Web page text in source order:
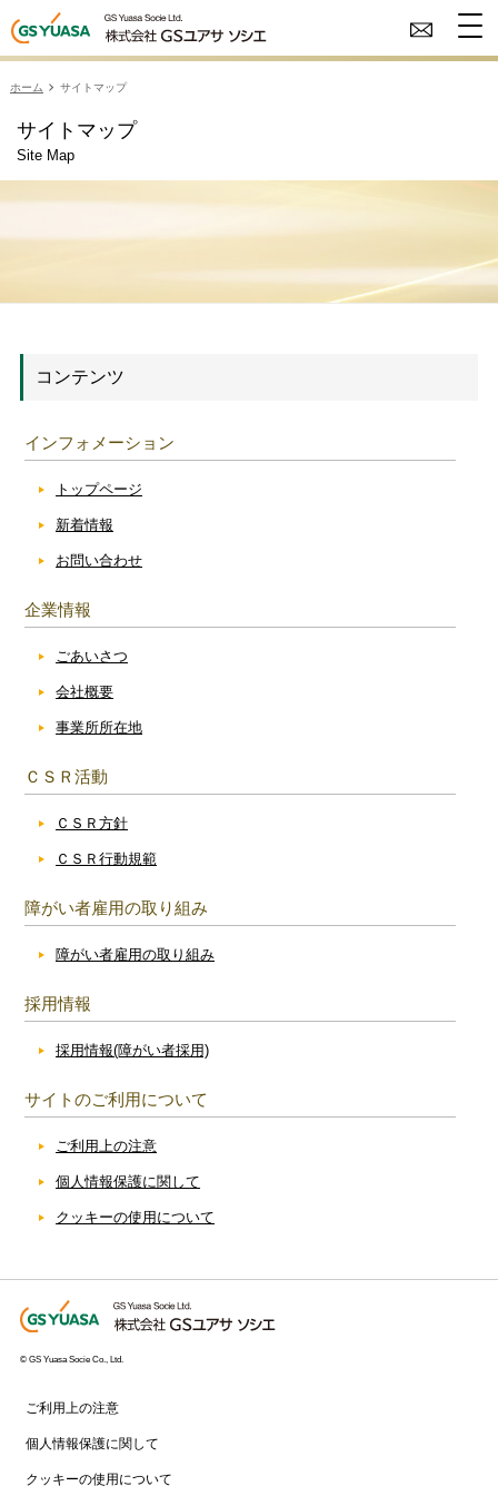
ホーム サイトマップ
サイトマップ
Site Map
コンテンツ
インフォメーション
トップページ
新着情報
お問い合わせ
企業情報
ごあいさつ
会社概要
事業所所在地
ＣＳＲ活動
ＣＳＲ方針
ＣＳＲ行動規範
障がい者雇用の取り組み
障がい者雇用の取り組み
採用情報
採用情報(障がい者採用)
サイトのご利用について
ご利用上の注意
個人情報保護に関して
クッキーの使用について
© GS Yuasa Socie Co., Ltd.
ご利用上の注意
個人情報保護に関して
クッキーの使用について